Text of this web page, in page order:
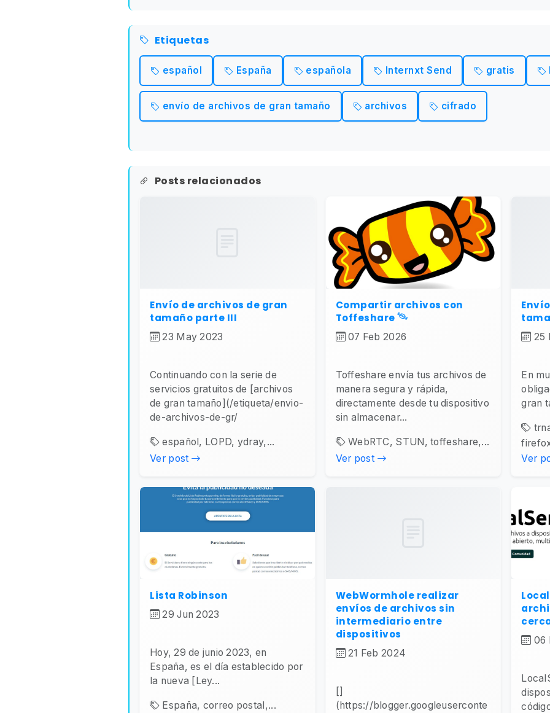
Etiquetas
español España española Internxt Send gratis
envío de archivos de gran tamaño archivos cifrado
Posts relacionados
Envío de archivos de gran
tamaño parte III
23 May 2023
Continuando con la serie de
servicios gratuitos de [archivos
de gran tamaño](/etiqueta/envio-
de-archivos-de-gr/
español, LOPD, ydray,...
Ver post
Compartir archivos con
Toffeshare 𓄯
07 Feb 2026
Toffeshare envía tus archivos de
manera segura y rápida,
directamente desde tu dispositivo
sin almacenar...
WebRTC, STUN, toffeshare,...
Ver post
25
En
gran
Ver
Lista Robinson
29 Jun 2023
Hoy, 29 de junio 2023, en
España, es el día establecido por
la nueva [Ley...
España, correo postal,...
WebWormhole realizar
envíos de archivos sin
intermediario entre
dispositivos
21 Feb 2024
[]
(https://blogger.googleuserconte
06